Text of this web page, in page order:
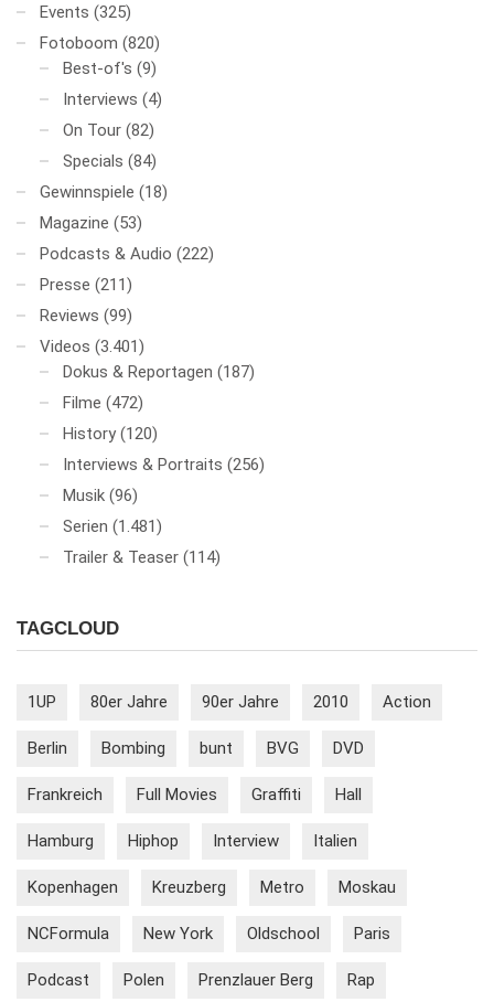
Events (325)
Fotoboom (820)
Best-of's (9)
Interviews (4)
On Tour (82)
Specials (84)
Gewinnspiele (18)
Magazine (53)
Podcasts & Audio (222)
Presse (211)
Reviews (99)
Videos (3.401)
Dokus & Reportagen (187)
Filme (472)
History (120)
Interviews & Portraits (256)
Musik (96)
Serien (1.481)
Trailer & Teaser (114)
TAGCLOUD
1UP 80er Jahre 90er Jahre 2010 Action
Berlin Bombing bunt BVG DVD
Frankreich Full Movies Graffiti Hall
Hamburg Hiphop Interview Italien
Kopenhagen Kreuzberg Metro Moskau
NCFormula New York Oldschool Paris
Podcast Polen Prenzlauer Berg Rap